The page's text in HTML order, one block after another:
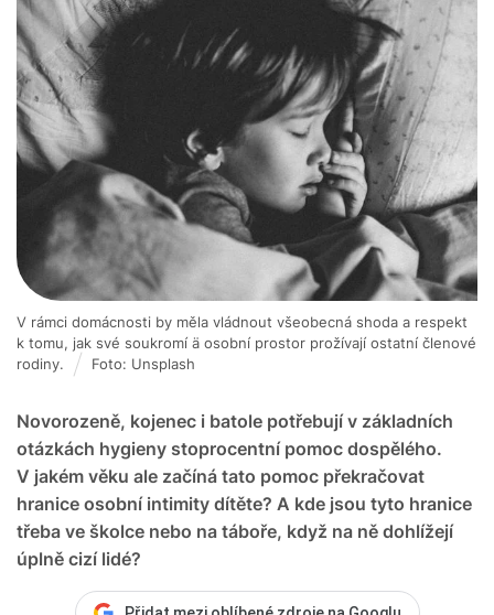
Novorozeně, kojenec i batole potřebují v základních
otázkách hygieny stoprocentní pomoc dospělého.
V jakém věku ale začíná tato pomoc překračovat
hranice osobní intimity dítěte? A kde jsou tyto hranice
třeba ve školce nebo na táboře, když na ně dohlížejí
úplně cizí lidé?
V rámci domácnosti by měla vládnout všeobecná shoda a respekt
k tomu, jak své soukromí ä osobní prostor prožívají ostatní členové
rodiny.
Foto: Unsplash